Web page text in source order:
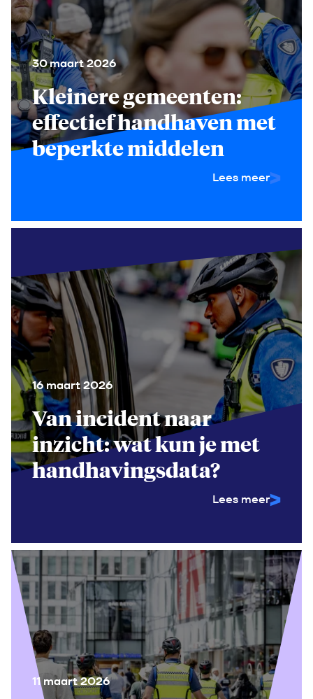
30 maart 2026
Kleinere gemeenten:
effectief handhaven met
beperkte middelen
Lees meer
16 maart 2026
Van incident naar
inzicht: wat kun je met
handhavingsdata?
Lees meer
11 maart 2026